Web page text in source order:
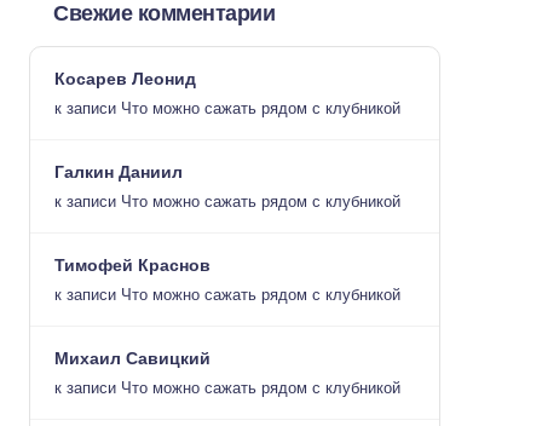
Свежие комментарии
Косарев Леонид
к записи Что можно сажать рядом с клубникой
Галкин Даниил
к записи Что можно сажать рядом с клубникой
Тимофей Краснов
к записи Что можно сажать рядом с клубникой
Михаил Савицкий
к записи Что можно сажать рядом с клубникой